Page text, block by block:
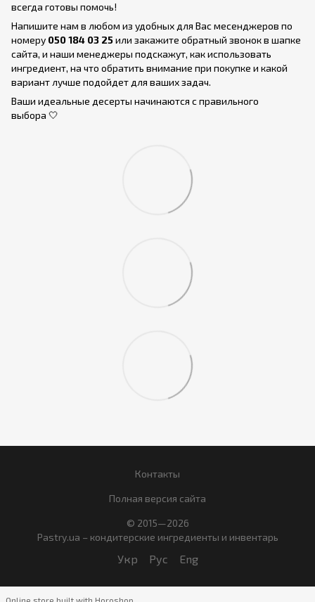
всегда готовы помочь!
Напишите нам в любом из удобных для Вас месенджеров по
номеру 050 184 03 25или закажите обратный звонок в шапке
сайта, и наши менеджеры подскажут, как использовать
ингредиент, на что обратить внимание при покупке и какой
вариант лучше подойдет для ваших задач.
Ваши идеальные десерты начинаются с правильного
выбора 🤍
Контакты
Полная версия сайта
© 2015—2026
Pastry.ua – кондитерские ингредиенты и инвентарь
Укр Рус Eng